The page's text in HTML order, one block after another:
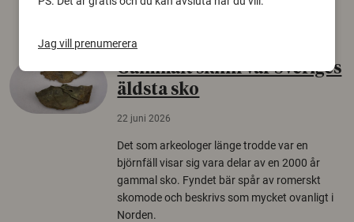
Gammalt skinn var Sveriges
äldsta sko
22 juni 2026
Det som arkeologer länge trodde var en
björnfäll visar sig vara delar av en 2000 år
gammal sko. Fyndet bär spår av romerskt
skomode och beskrivs som mycket ovanligt i
Norden.
Jag vill prenumerera